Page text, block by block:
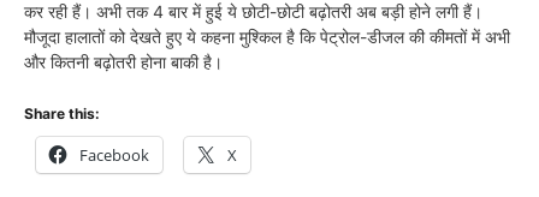
कर रही हैं। अभी तक 4 बार में हुई ये छोटी-छोटी बढ़ोतरी अब बड़ी होने लगी हैं।
मौजूदा हालातों को देखते हुए ये कहना मुश्किल है कि पेट्रोल-डीजल की कीमतों में अभी
और कितनी बढ़ोतरी होना बाकी है।
Share this:
Facebook X